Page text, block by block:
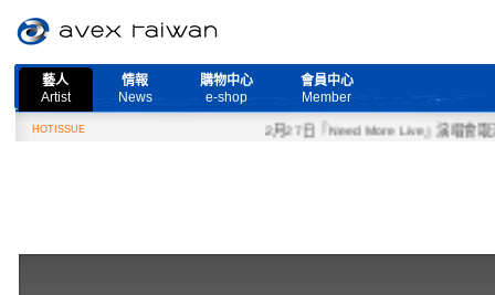
藝人
Artist
情報
News
購物中心
e-shop
會員中心
Member
HOTISSUE 2月27日『Need More Live』演唱會取消